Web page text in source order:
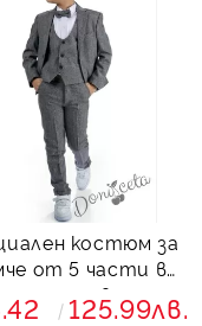
костюм за
от 5 части в
тъмносиво125.99лв.